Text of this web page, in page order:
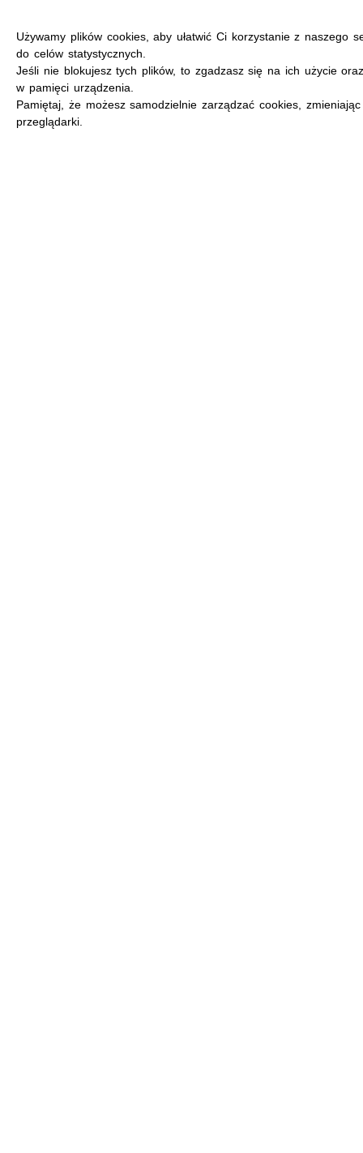
Używamy plików cookies, aby ułatwić Ci korzystanie z naszego
do celów statystycznych.
Jeśli nie blokujesz tych plików, to zgadzasz się na ich użycie
w pamięci urządzenia.
Pamiętaj, że możesz samodzielnie zarządzać cookies,
przeglądarki.
MENU